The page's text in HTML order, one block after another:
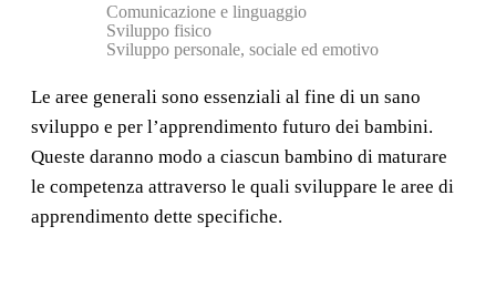
Comunicazione e linguaggio
Sviluppo fisico
Sviluppo personale, sociale ed emotivo
Le aree generali sono essenziali al fine di un sano
sviluppo e per l’apprendimento futuro dei bambini.
Queste daranno modo a ciascun bambino di maturare
le competenza attraverso le quali sviluppare le aree di
apprendimento dette specifiche.